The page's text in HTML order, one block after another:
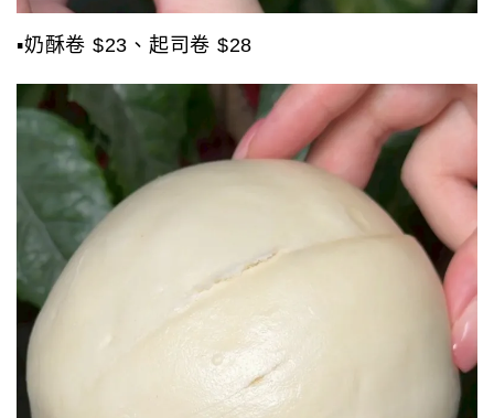
▪️奶酥卷 $23、起司卷 $28